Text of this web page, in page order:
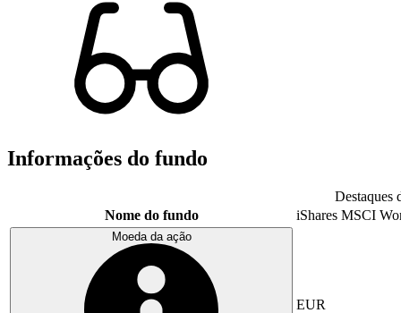
Informações do fundo
Destaques
Nome do fundo
iShares MSCI
Moeda da ação
EUR